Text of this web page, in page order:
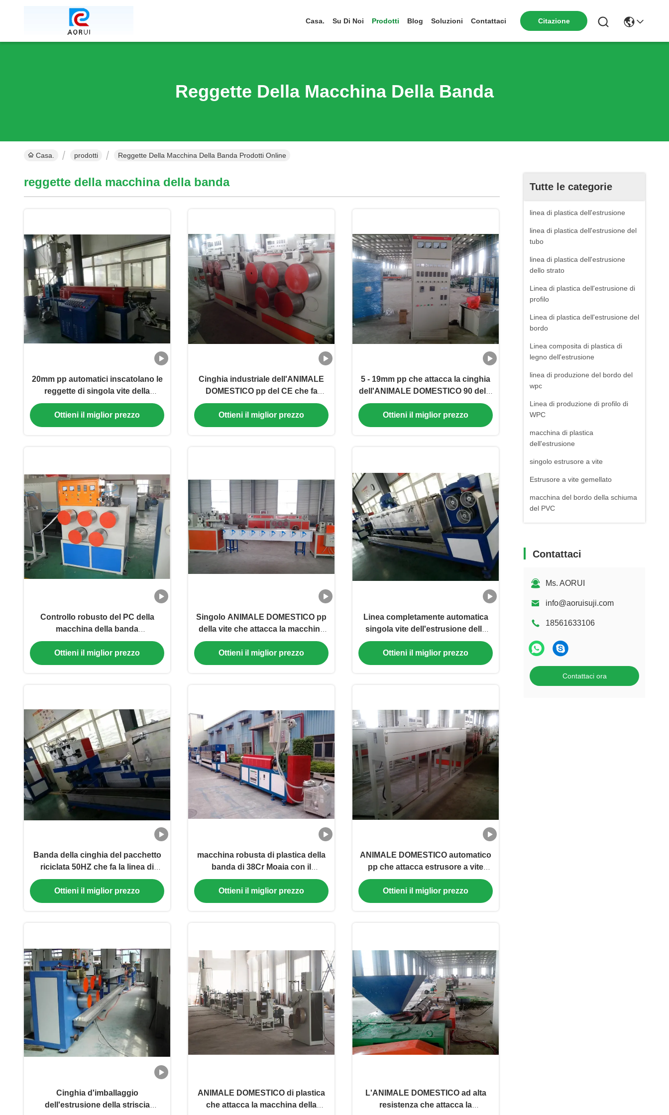
Casa. Su Di Noi Prodotti Blog Soluzioni Contattaci Citazione
Reggette Della Macchina Della Banda
Casa. prodotti Reggette Della Macchina Della Banda Prodotti Online
Tutte le categorie
linea di plastica dell'estrusione
linea di plastica dell'estrusione del
tubo
linea di plastica dell'estrusione
dello strato
Linea di plastica dell'estrusione di
profilo
Linea di plastica dell'estrusione del
bordo
Linea composita di plastica di
legno dell'estrusione
linea di produzione del bordo del
wpc
Linea di produzione di profilo di
WPC
macchina di plastica
dell'estrusione
singolo estrusore a vite
Estrusore a vite gemellato
macchina del bordo della schiuma
del PVC
Macchina di plastica dei granelli
banda
La colata soffiata lavora
Contattaci
Ms. AORUI
info@aoruisuji.com
18561633106
Contattaci ora
reggette della macchina della banda
20mm pp automatici inscatolano le
reggette di singola vite della
macchina
Ottieni il miglior prezzo
Cinghia industriale dell'ANIMALE
DOMESTICO pp del CE che fa
macchine 0,5 - 2mm spessore
Ottieni il miglior prezzo
5 - 19mm pp che attacca la cinghia
dell'ANIMALE DOMESTICO 90 della
macchina della banda che fa
macchina
Ottieni il miglior prezzo
Controllo robusto del PC della
macchina della banda
dell'ANIMALE DOMESTICO dei pp
automatico pieno per il pacchetto
Ottieni il miglior prezzo
Singolo ANIMALE DOMESTICO pp
della vite che attacca la macchina
380V 50HZ 60kg/h della banda
Ottieni il miglior prezzo
Linea completamente automatica
singola vite dell'estrusione della
banda della cinghia dell'ANIMALE
DOMESTICO dei pp
Ottieni il miglior prezzo
Banda della cinghia del pacchetto
riciclata 50HZ che fa la linea di
produzione del nastro della cinghia
dell'ANIMALE DOMESTICO della
macchina pp
Ottieni il miglior prezzo
macchina robusta di plastica della
banda di 38Cr Moaia con il
commutatore senza sosta dello
schermo
Ottieni il miglior prezzo
ANIMALE DOMESTICO automatico
pp che attacca estrusore a vite
della macchina della banda il
singolo
Ottieni il miglior prezzo
Cinghia d'imballaggio
dell'estrusione della striscia
ANIMALE DOMESTICO di plastica
che attacca la macchina della
L'ANIMALE DOMESTICO ad alta
resistenza che attacca la